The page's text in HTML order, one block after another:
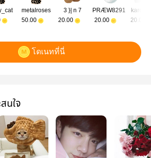
metalroses
50.00
3 }| n 7
20.00
PRÆW8291
20.00
20.00
โดเนทที่นี่
นใจ